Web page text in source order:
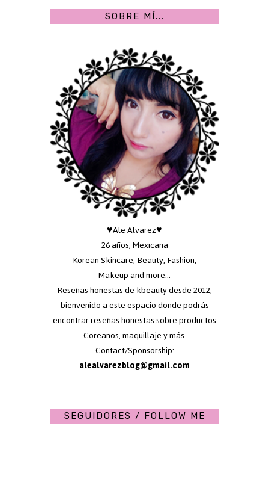
SOBRE MÍ...
♥Ale Alvarez♥
26 años, Mexicana
Korean Skincare, Beauty, Fashion,
Makeup and more...
Reseñas honestas de kbeauty desde 2012,
bienvenido a este espacio donde podrás
encontrar reseñas honestas sobre productos
Coreanos, maquillaje y más.
Contact/Sponsorship:
alealvarezblog@gmail.com
SEGUIDORES / FOLLOW ME